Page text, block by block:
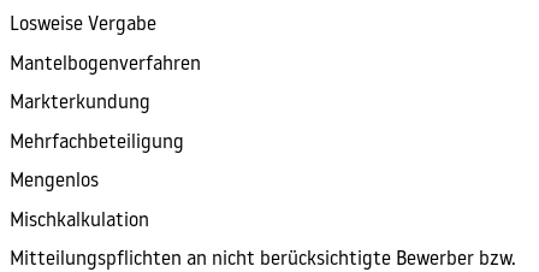
Losweise Vergabe
Mantelbogenverfahren
Markterkundung
Mehrfachbeteiligung
Mengenlos
Mischkalkulation
Mitteilungspflichten an nicht berücksichtigte Bewerber bzw.